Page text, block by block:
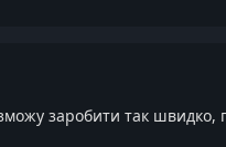
заробити так швидко,